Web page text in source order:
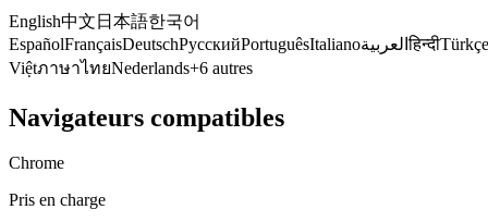
English中文 日本語한국어
EspañolFrançaisDeutschРусскийPortuguêsItalianoالعربيةहिन्दीTürkçe
ViệtภาษาไทยNederlands+6 autres
Navigateurs compatibles
Chrome
Pris en charge